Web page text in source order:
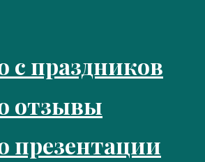
с праздников
отзывы
презентации